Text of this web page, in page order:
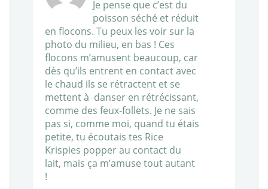
Je pense que c’est du
poisson séché et réduit
en flocons. Tu peux les voir sur la
photo du milieu, en bas ! Ces
flocons m’amusent beaucoup, car
dès qu’ils entrent en contact avec
le chaud ils se rétractent et se
mettent à danser en rétrécissant,
comme des feux-follets. Je ne sais
pas si, comme moi, quand tu étais
petite, tu écoutais tes Rice
Krispies popper au contact du
lait, mais ça m’amuse tout autant
!